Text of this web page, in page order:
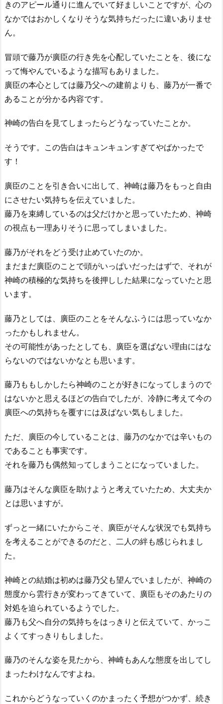
きのアピール通りに進んでいて好ましいことですが、心の
なかではおかしくなりそうな気持ちだったに違いありませ
ん。
冒頭で藤乃が廣臣の行き先を心配していたことを、後にな
って悔やんでいるような描写もありました。
廣臣の本心としては藤乃父への建前よりも、藤乃が一番で
あることが分かる内容です。
神崎の告白を見てしまったらどうなっていたことか。
そうです。この告白はキュンキュンすぎてやばかったで
す！
廣臣のことを引き合いに出して、神崎は藤乃をもっと自由
にさせたい気持ちを伝えていました。
藤乃を束縛しているのは父だけかと思っていたため、神崎
の視点も一理ありそうに思ってしまいました。
藤乃がそれをどう受け止めていたのか。
まだまだ廣臣のことで頭がいっぱいだったはずで、それが
神崎の積極的な気持ちを後押しした結果になっていたと思
います。
藤乃としては、廣臣のことをそんなふうには思っていなか
ったかもしれません。
その可能性があったとしても、廣臣を選ばない理由にはな
らないのではないかなとも思います。
藤乃ももしかしたら神崎のことが好きになってしまうので
はないかと思えるほどの告白でしたが、冷静に考えて今の
廣臣への気持ちを覆すには及ばない気もしました。
ただ、廣臣の今していることは、藤乃のなかでは辛いもの
であることも事実です。
それを藤乃も偶然知ってしまうことになっていました。
藤乃はそんな廣臣を助けようと考えていたため、大丈夫か
とは思いますが。
ずっと一緒にいたからこそ、廣臣がそんな状況でも気持ち
を考えることができるのだと、二人の絆も感じられまし
た。
神崎との結婚は初めは藤乃父も望んでいましたが、神崎の
態度から雲行きが変わってきていて、廣臣もそのあたりの
対処を迫られているようでした。
藤乃も父へ自分の気持ちをはっきりと伝えていて、かっこ
よくてすっきりもしました。
藤乃のそんな姿を見たから、神崎もあんな態度を出してし
まったわけなんですよね。
これからどうなっていくのかまったく予想がつかず、続き